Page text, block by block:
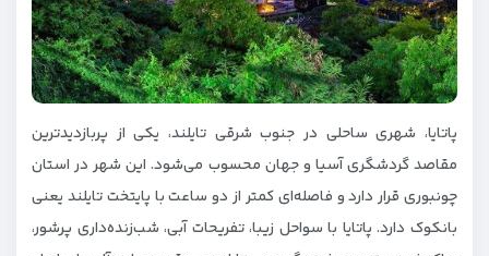
پاتایا، شهری ساحلی در جنوب شرقی تایلند، یکی از پربازدیدترین
مقاصد گردشگری آسیا و جهان محسوب می‌شود. این شهر در استان
چونبوری قرار دارد و فاصله‌ای کمتر از دو ساعت با پایتخت تایلند یعنی
بانکوک دارد. پاتایا با سواحل زیبا، تفریحات آبی، شب‌زنده‌داری پرشور،